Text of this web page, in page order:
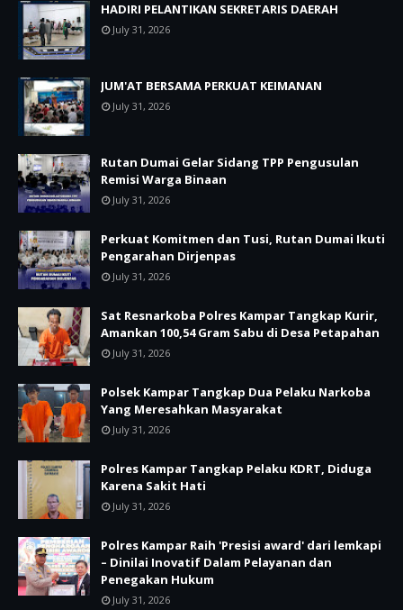
HADIRI PELANTIKAN SEKRETARIS DAERAH
July 31, 2026
JUM'AT BERSAMA PERKUAT KEIMANAN
July 31, 2026
Rutan Dumai Gelar Sidang TPP Pengusulan
Remisi Warga Binaan
July 31, 2026
Perkuat Komitmen dan Tusi, Rutan Dumai Ikuti
Pengarahan Dirjenpas
July 31, 2026
Sat Resnarkoba Polres Kampar Tangkap Kurir,
Amankan 100,54 Gram Sabu di Desa Petapahan
July 31, 2026
Polsek Kampar Tangkap Dua Pelaku Narkoba
Yang Meresahkan Masyarakat
July 31, 2026
Polres Kampar Tangkap Pelaku KDRT, Diduga
Karena Sakit Hati
July 31, 2026
Polres Kampar Raih 'Presisi award' dari lemkapi
– Dinilai Inovatif Dalam Pelayanan dan
Penegakan Hukum
July 31, 2026